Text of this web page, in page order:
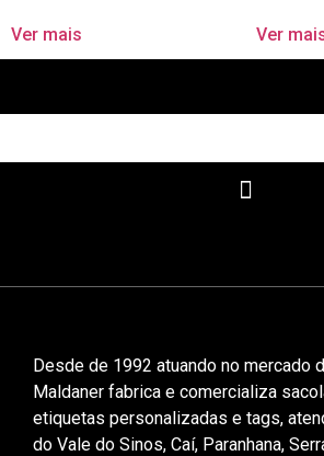
Ver mais Ver
Desde de 1992 atuando no mercado
Maldaner fabrica e comercializa
etiquetas personalizadas e tags,
do Vale do Sinos, Caí, Paranhana,